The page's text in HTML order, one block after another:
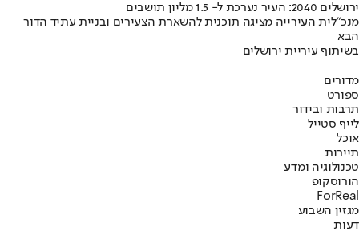
ירושלים 2040: העיר נערכת ל- 1.5 מליון תושבים
מנכ"לית העירייה מציגה תוכנית להשארת הצעירים ובניית עתיד הדור
הבא
בשיתוף עיריית ירושלים
מדורים
ספורט
תרבות ובידור
לייף סטייל
אוכל
תיירות
טכנולוגיה ומדע
הורוסקופ
ForReal
מגזין השבוע
דעות